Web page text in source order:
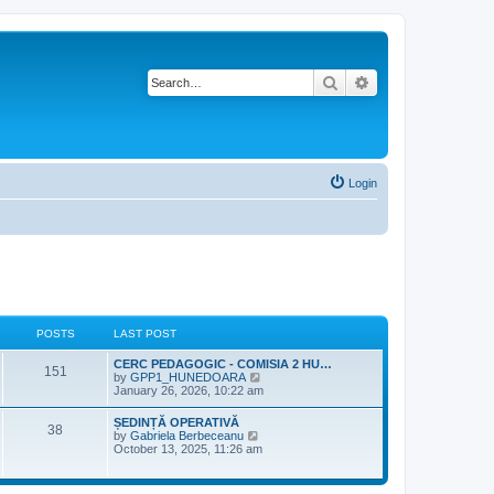
Search
Login
POSTS LAST POST
151
s
L
a
s
p
o
s
t
CERC PEDAGOGIC - COMISIA 2 HU…
by GPP1_HUNEDOARA
i
e
a
January 26, 2026, 10:22 am
38
s
L
a
s
o
ȘEDINȚĂ OPERATIVĂ
by Gabriela Berbeceanu
i
t
October 13, 2025, 11:26 am